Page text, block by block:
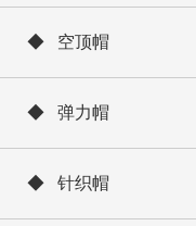
◆ 空顶帽
◆ 弹力帽
◆ 针织帽